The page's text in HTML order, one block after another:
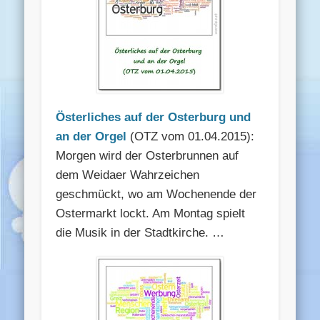
Österliches auf der Osterburg und
an der Orgel (OTZ vom 01.04.2015):
Morgen wird der Osterbrunnen auf
dem Weidaer Wahrzeichen
geschmückt, wo am Wochenende der
Ostermarkt lockt. Am Montag spielt
die Musik in der Stadtkirche. …